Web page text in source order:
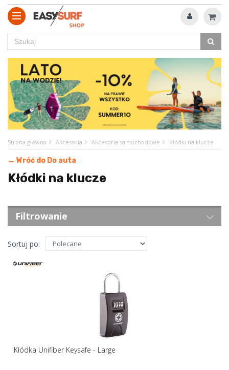
Strona główna Akcesoria Akcesoria samochodowe Kłódki na klucze
← Wróć do Do auta
Kłódki na klucze
Filtrowanie
Sortuj po:
Kłódka Unifiber Keysafe - Large